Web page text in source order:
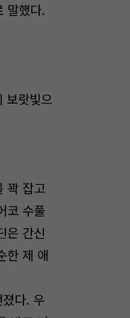
말했다.
보랏빛으
꽉 잡고
코 수풀
은 간신
한 제 애
다. 우